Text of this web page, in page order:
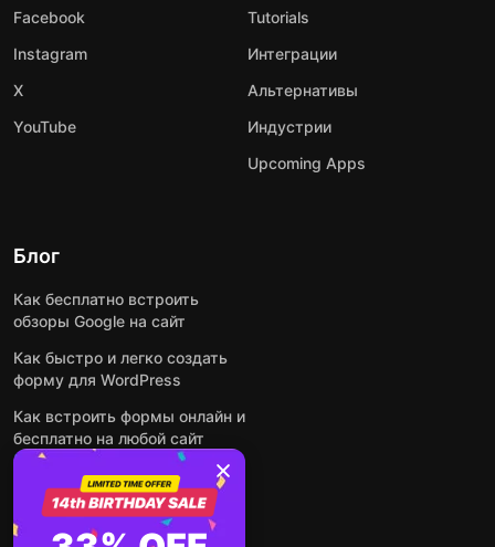
Facebook
Instagram
X
YouTube
Tutorials
Интеграции
Альтернативы
Индустрии
Upcoming Apps
Блог
Как бесплатно встроить
обзоры Google на сайт
Как быстро и легко создать
форму для WordPress
Как встроить формы онлайн и
бесплатно на любой сайт
Как встроить ленту Instagram
на сайт
Как добавить чат-бота на